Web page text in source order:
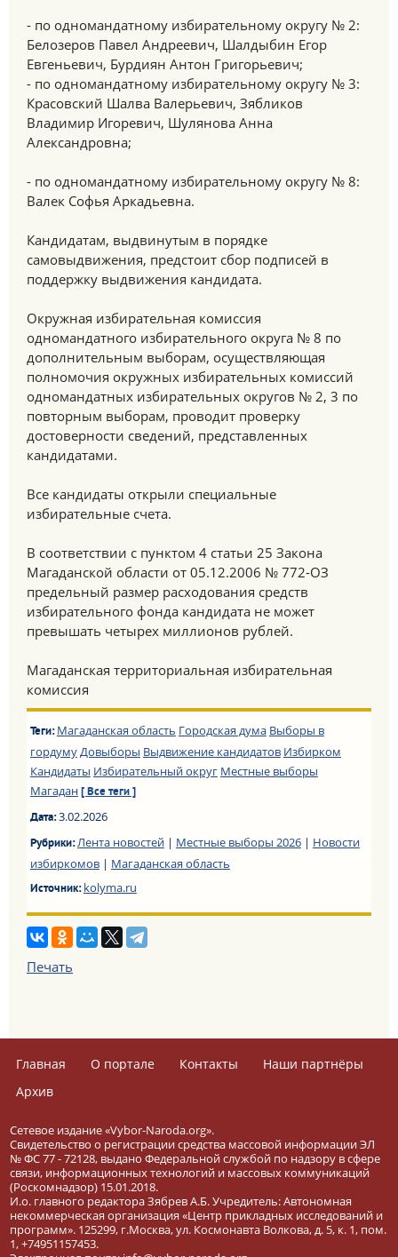
- по одномандатному избирательному округу № 2:
Белозеров Павел Андреевич, Шалдыбин Егор
Евгеньевич, Бурдиян Антон Григорьевич;
- по одномандатному избирательному округу № 3:
Красовский Шалва Валерьевич, Зябликов
Владимир Игоревич, Шулянова Анна
Александровна;
- по одномандатному избирательному округу № 8:
Валек Софья Аркадьевна.
Кандидатам, выдвинутым в порядке
самовыдвижения, предстоит сбор подписей в
поддержку выдвижения кандидата.
Окружная избирательная комиссия
одномандатного избирательного округа № 8 по
дополнительным выборам, осуществляющая
полномочия окружных избирательных комиссий
одномандатных избирательных округов № 2, 3 по
повторным выборам, проводит проверку
достоверности сведений, представленных
кандидатами.
Все кандидаты открыли специальные
избирательные счета.
В соответствии с пунктом 4 статьи 25 Закона
Магаданской области от 05.12.2006 № 772-ОЗ
предельный размер расходования средств
избирательного фонда кандидата не может
превышать четырех миллионов рублей.
Магаданская территориальная избирательная
комиссия
Теги: Магаданская область Городская дума Выборы в
гордумуДовыборы Выдвижение кандидатов Избирком
Кандидаты Избирательный округ Местные выборы
Магадан [ Все теги ]
Дата:3.02.2026
Рубрики:Лента новостей| Местные выборы 2026| Новости
избиркомов| Магаданская область
Источник:kolyma.ru
Печать
Главная О портале Контакты
Наши партнёры
Архив
Сетевое издание «Vybor-Naroda.org».
Свидетельство о регистрации средства массовой информации ЭЛ
№ ФС 77 - 72128, выдано Федеральной службой по надзору в сфере
связи, информационных технологий и массовых коммуникаций
(Роскомнадзор) 15.01.2018.
И.о. главного редактора Зябрев А.Б. Учредитель: Автономная
некоммерческая организация «Центр прикладных исследований и
программ». 125299, г.Москва, ул. Космонавта Волкова, д. 5, к. 1, пом.
1, +74951157453.